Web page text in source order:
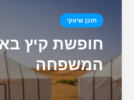
תוכן שיווקי
חופשת קיץ
המשפחה